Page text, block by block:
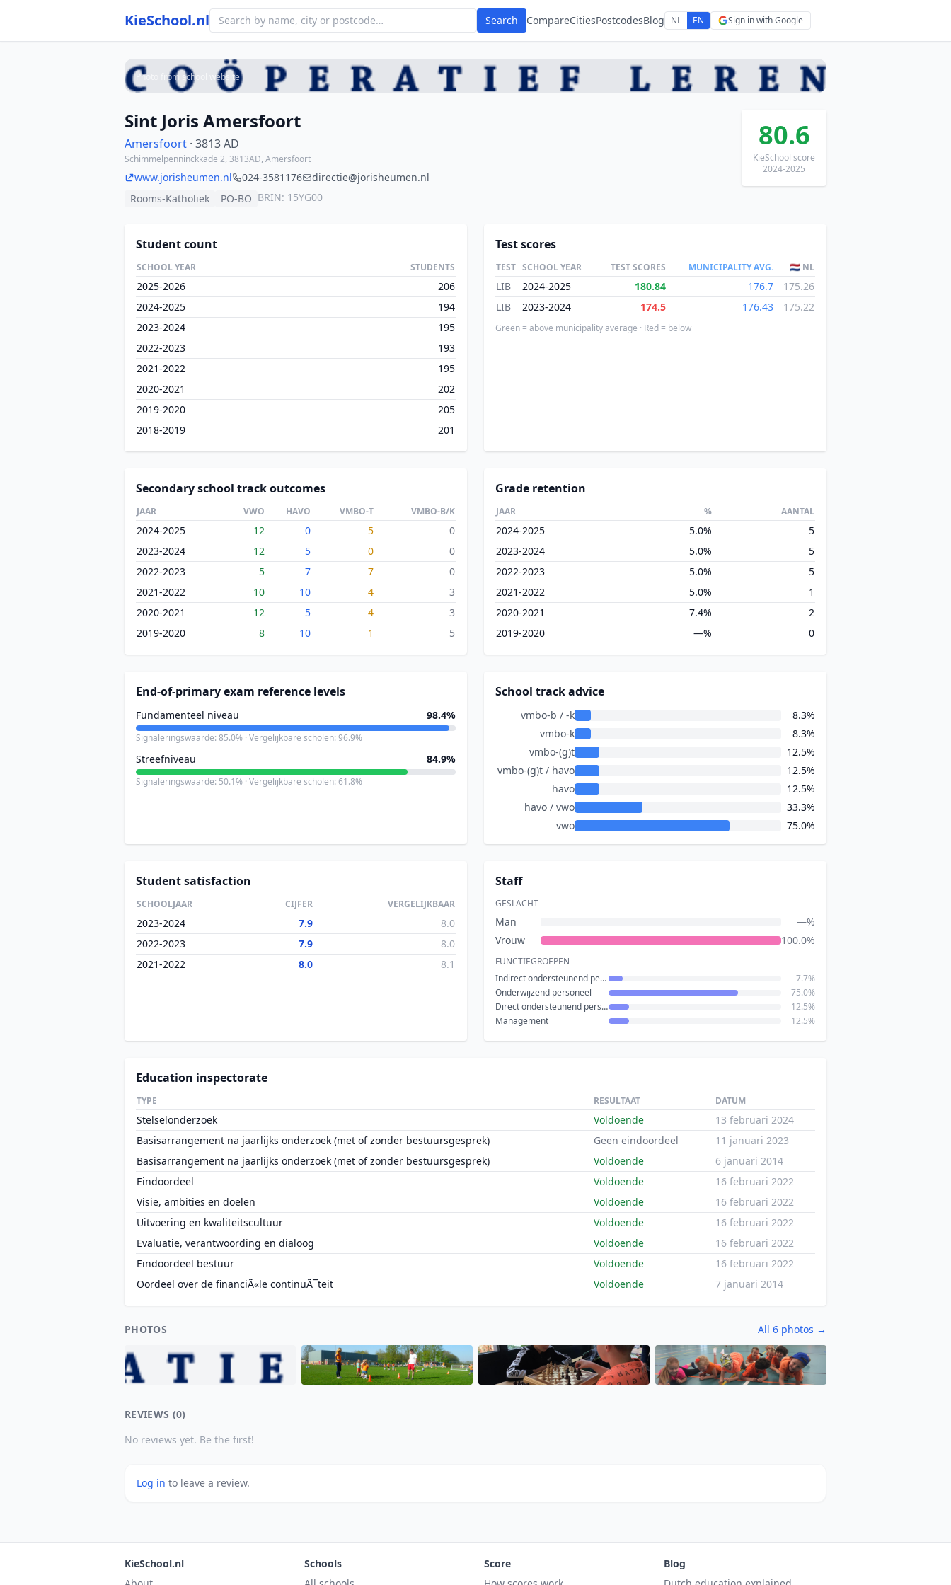
KieSchool.nl Search CompareCitiesPostcodesBlog NL EN Sign in with Google
Photo from school website
Sint Joris Amersfoort
Amersfoort · 3813 AD
Schimmelpenninckkade 2, 3813AD, Amersfoort
www.jorisheumen.nl 024-3581176
directie@jorisheumen.nl
Rooms-Katholiek
PO-BO BRIN: 15YG00
80.6
KieSchool score
2024-2025
Student count
SCHOOL YEAR STUDENTS
2025-2026
206
2024-2025
194
2023-2024
195
2022-2023
193
2021-2022
195
2020-2021
202
2019-2020
205
2018-2019
201
Test scores
TEST SCHOOL YEAR TEST SCORES MUNICIPALITY AVG. 🇳🇱 NL
LIB 2024-2025 180.84 176.7
175.26
LIB
2023-2024 174.5 176.43 175.22
Green = above municipality average · Red = below
Secondary school track outcomes
JAAR VWO HAVO VMBO-T VMBO-B/K
2024-2025 12 0 5
0
2023-2024
12 5 0
0
2022-2023
5 7 7
0
2021-2022
10 10 4
3
2020-2021
12 5 4
3
2019-2020
8 10 1 5
Grade retention
JAAR % AANTAL
2024-2025 5.0%
5
2023-2024
5.0%
5
2022-2023
5.0%
5
2021-2022
5.0%
1
2020-2021
7.4%
2
2019-2020
—% 0
End-of-primary exam reference levels
Fundamenteel niveau 98.4%
Signaleringswaarde: 85.0% · Vergelijkbare scholen: 96.9%
Streefniveau 84.9%
Signaleringswaarde: 50.1% · Vergelijkbare scholen: 61.8%
School track advice
vmbo-b / -k
8.3%
vmbo-k
8.3%
vmbo-(g)t
12.5%
vmbo-(g)t / havo
12.5%
havo
12.5%
havo / vwo
33.3%
vwo
75.0%
Student satisfaction
SCHOOLJAAR CIJFER VERGELIJKBAAR
2023-2024 7.9
8.0
2022-2023
7.9
8.0
2021-2022
8.0 8.1
Staff
GESLACHT
Man
—%
Vrouw
100.0%
FUNCTIEGROEPEN
Indirect ondersteunend personeel
7.7%
Onderwijzend personeel
75.0%
Direct ondersteunend personeel
12.5%
Management
12.5%
Education inspectorate
TYPE RESULTAAT DATUM
Stelselonderzoek Voldoende
13 februari 2024
Basisarrangement na jaarlijks onderzoek (met of zonder bestuursgesprek)
Geen eindoordeel
11 januari 2023
Basisarrangement na jaarlijks onderzoek (met of zonder bestuursgesprek)
Voldoende
6 januari 2014
Eindoordeel
Voldoende
16 februari 2022
Visie, ambities en doelen
Voldoende
16 februari 2022
Uitvoering en kwaliteitscultuur
Voldoende
16 februari 2022
Evaluatie, verantwoording en dialoog
Voldoende
16 februari 2022
Eindoordeel bestuur
Voldoende
16 februari 2022
Oordeel over de financiÃ«le continuÃ¯teit
Voldoende 7 januari 2014
PHOTOS All 6 photos →
REVIEWS (0)
No reviews yet. Be the first!
Log in to leave a review.
KieSchool.nl
Schools
Score
Blog